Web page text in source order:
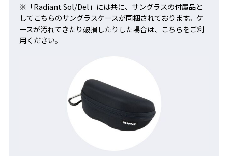
※「Radiant Sol/Del」には共に、サングラスの付属品と
してこちらのサングラスケースが同梱されております。ケ
ースが汚れてきたり破損したりした場合は、こちらをご利
用ください。